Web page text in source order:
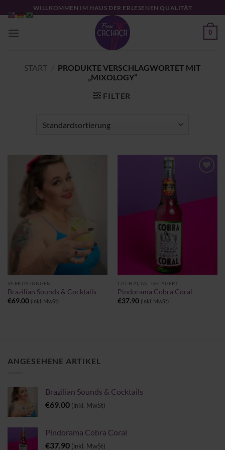
Inhalt
springen
WILLKOMMEN IM HAUS DER ERLESENEN QUALITÄT
0
START
PRODUKTE VERSCHLAGWORTET MIT
„MIXOLOGY“
FILTER
VERKOSTUNGEN
Brazilian Sounds & Cocktails
€69.00 (inkl. MwSt)
CACHAÇAS - GELAGERT
Pindorama Cobra Coral
€37.90 (inkl. MwSt)
ANGESEHENE ARTIKEL
Brazilian Sounds & Cocktails
€69.00 (inkl. MwSt)
Pindorama Cobra Coral
€37.90 (inkl. MwSt)